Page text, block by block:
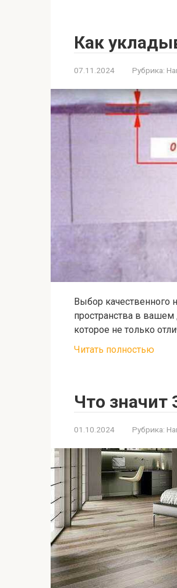
Как
07.11.2024 Рубрика:
Выбор качественного
пространства в
которое не только
Читать полностью
Что значит
01.10.2024 Рубрика: